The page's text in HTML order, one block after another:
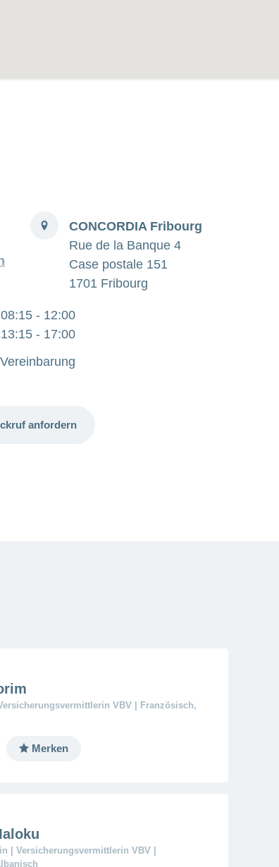
AdresseCONCORDIA Fribourg
Rue de la Banque 4
Case postale 151
1701 Fribourg
08:15 - 12:00
13:15 - 17:00
anfordern
VBV | Französisch,
Merken
| Versicherungsvermittlerin VBV |